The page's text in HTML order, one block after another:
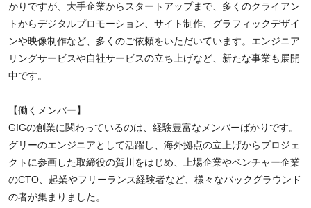
かりですが、大手企業からスタートアップまで、多くのクライアン
トからデジタルプロモーション、サイト制作、グラフィックデザイ
ンや映像制作など、多くのご依頼をいただいています。エンジニア
リングサービスや自社サービスの立ち上げなど、新たな事業も展開
中です。
【働くメンバー】
GIGの創業に関わっているのは、経験豊富なメンバーばかりです。
グリーのエンジニアとして活躍し、海外拠点の立上げからプロジェ
クトに参画した取締役の賀川をはじめ、上場企業やベンチャー企業
のCTO、起業やフリーランス経験者など、様々なバックグラウンド
の者が集まりました。